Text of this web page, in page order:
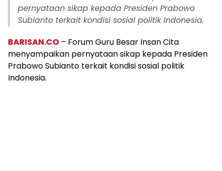
pernyataan sikap kepada Presiden Prabowo
Subianto terkait kondisi sosial politik Indonesia.
BARISAN.CO – Forum Guru Besar Insan Cita
menyampaikan pernyataan sikap kepada Presiden
Prabowo Subianto terkait kondisi sosial politik
Indonesia.